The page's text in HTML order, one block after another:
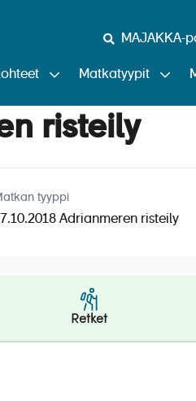
MAJAKKA-
Matkatyypit
risteily
tyyppi
Adrianmeren risteily
Retket